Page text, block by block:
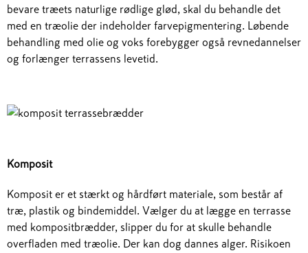
bevare træets naturlige rødlige glød, skal du behandle det
med en træolie der indeholder farvepigmentering. Løbende
behandling med olie og voks forebygger også revnedannelser
og forlænger terrassens levetid.
Komposit
Komposit er et stærkt og hårdført materiale, som består af
træ, plastik og bindemiddel. Vælger du at lægge en terrasse
med kompositbrædder, slipper du for at skulle behandle
overfladen med træolie. Der kan dog dannes alger. Risikoen